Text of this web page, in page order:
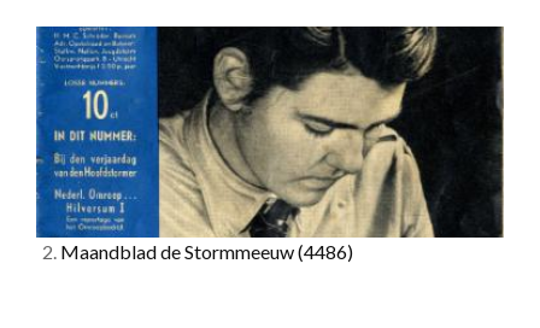
2. Maandblad de Stormmeeuw(4486)